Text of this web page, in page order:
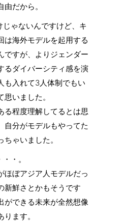
だから。
じゃないんですけど、キ
は海外モデルを起用する
ですが、よりジェンダー
るダイバーシティ感を演
も入れて3人体制でもい
いました。
る程度理解してるとは思
自分がモデルもやってた
ゃいました。
・。
ほぼアジア人モデルだっ
新鮮さとかもそうです
ができる未来が全然想像
ます。